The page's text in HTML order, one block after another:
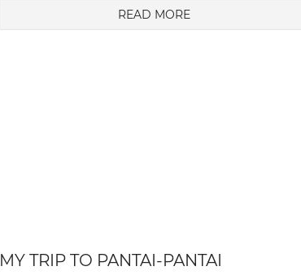
READ MORE
MY TRIP TO PANTAI-PANTAI